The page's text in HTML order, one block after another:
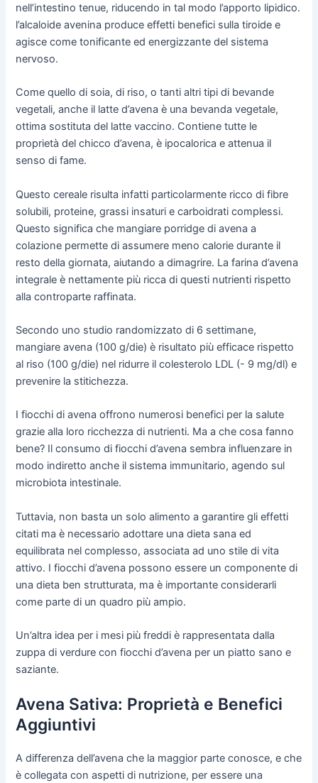
nell’intestino tenue, riducendo in tal modo l’apporto lipidico.
l’alcaloide avenina produce effetti benefici sulla tiroide e
agisce come tonificante ed energizzante del sistema
nervoso.
Come quello di soia, di riso, o tanti altri tipi di bevande
vegetali, anche il latte d’avena è una bevanda vegetale,
ottima sostituta del latte vaccino. Contiene tutte le
proprietà del chicco d’avena, è ipocalorica e attenua il
senso di fame.
Questo cereale risulta infatti particolarmente ricco di fibre
solubili, proteine, grassi insaturi e carboidrati complessi.
Questo significa che mangiare porridge di avena a
colazione permette di assumere meno calorie durante il
resto della giornata, aiutando a dimagrire. La farina d’avena
integrale è nettamente più ricca di questi nutrienti rispetto
alla controparte raffinata.
Secondo uno studio randomizzato di 6 settimane,
mangiare avena (100 g/die) è risultato più efficace rispetto
al riso (100 g/die) nel ridurre il colesterolo LDL (- 9 mg/dl) e
prevenire la stitichezza.
I fiocchi di avena offrono numerosi benefici per la salute
grazie alla loro ricchezza di nutrienti. Ma a che cosa fanno
bene? Il consumo di fiocchi d’avena sembra influenzare in
modo indiretto anche il sistema immunitario, agendo sul
microbiota intestinale.
Tuttavia, non basta un solo alimento a garantire gli effetti
citati ma è necessario adottare una dieta sana ed
equilibrata nel complesso, associata ad uno stile di vita
attivo. I fiocchi d’avena possono essere un componente di
una dieta ben strutturata, ma è importante considerarli
come parte di un quadro più ampio.
Un’altra idea per i mesi più freddi è rappresentata dalla
zuppa di verdure con fiocchi d’avena per un piatto sano e
saziante.
Avena Sativa: Proprietà e Benefici
Aggiuntivi
A differenza dell’avena che la maggior parte conosce, e che
è collegata con aspetti di nutrizione, per essere una